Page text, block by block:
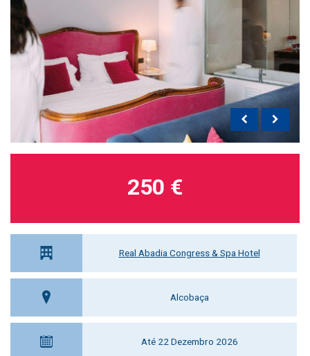
Real Abadia Congress & Spa Hotel
Alcobaça
Até 22 Dezembro 2026
250 €